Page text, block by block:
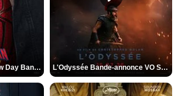
Spider-Man: Brand New Day Bande-annonce VO STFR L'Odyssée Bande-annonce VO STFR